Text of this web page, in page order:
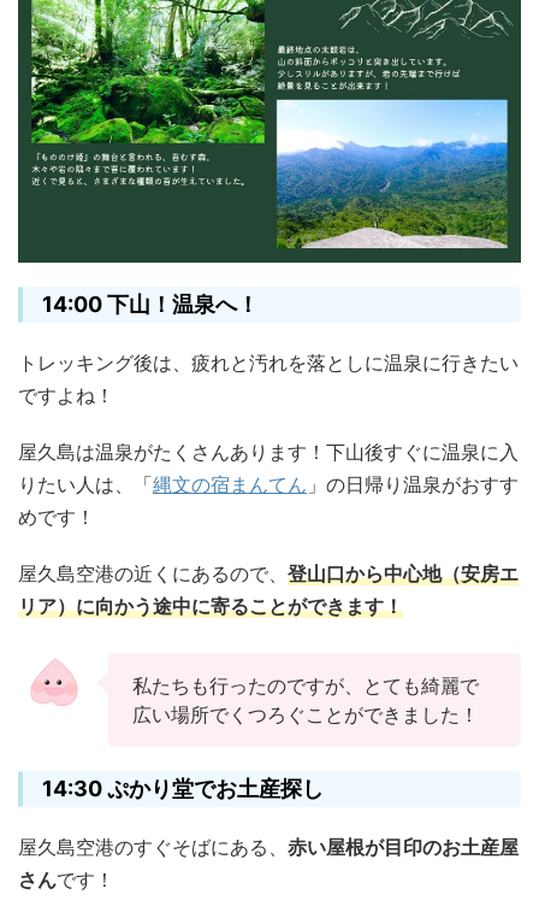
14:00 下山！温泉へ！
トレッキング後は、疲れと汚れを落としに温泉に行きたい
ですよね！
屋久島は温泉がたくさんあります！下山後すぐに温泉に入
りたい人は、「縄文の宿まんてん 」の日帰り温泉がおすす
めです！
屋久島空港の近くにあるので、 登山口から中心地（安房エ
リア）に向かう途中に寄ることができます！
私たちも行ったのですが、とても綺麗で
広い場所でくつろぐことができました！
14:30 ぷかり堂でお土産探し
屋久島空港のすぐそばにある、 赤い屋根が目印のお土産屋
さんです！